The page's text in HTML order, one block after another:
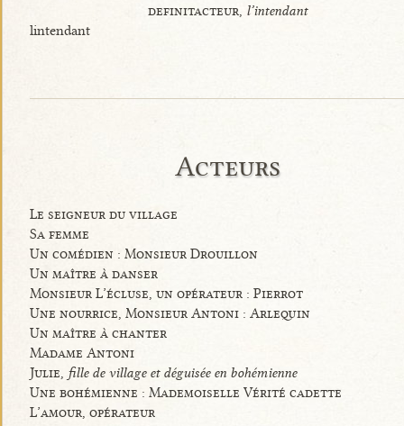
definitacteur, l’intendant
lintendant
Acteurs
Le seigneur du village
Sa femme
Un comédien : Monsieur Drouillon
Un maître à danser
Monsieur L’écluse, un opérateur : Pierrot
Une nourrice, Monsieur Antoni : Arlequin
Un maître à chanter
Madame Antoni
Julie, fille de village et déguisée en bohémienne
Une bohémienne : Mademoiselle Vérité cadette
L’amour, opérateur